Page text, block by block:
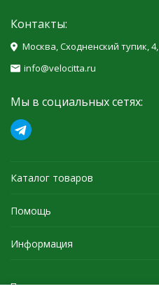
Контакты:
Москва, Сходненский тупик,
info@velocitta.ru
Мы в социальных сетях:
Каталог товаров
Помощь
Информация
Политика персональных данных